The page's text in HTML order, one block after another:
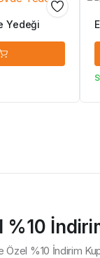
Yedeği
%10
%10 İndirim